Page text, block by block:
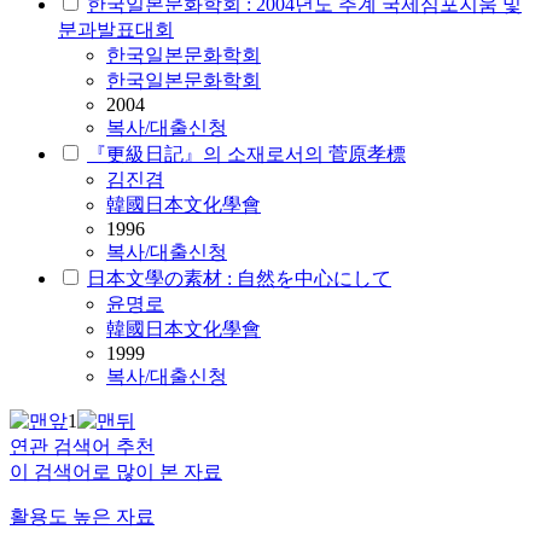
한국일본문화학회 : 2004년도 추계 국제심포지움 및
분과발표대회
한국일본문화학회
한국일본문화학회
2004
복사/대출신청
『更級日記』의 소재로서의 菅原孝標
김진겸
韓國日本文化學會
1996
복사/대출신청
日本文學の素材 : 自然を中心にして
윤명로
韓國日本文化學會
1999
복사/대출신청
1
연관 검색어 추천
이 검색어로 많이 본 자료
활용도 높은 자료